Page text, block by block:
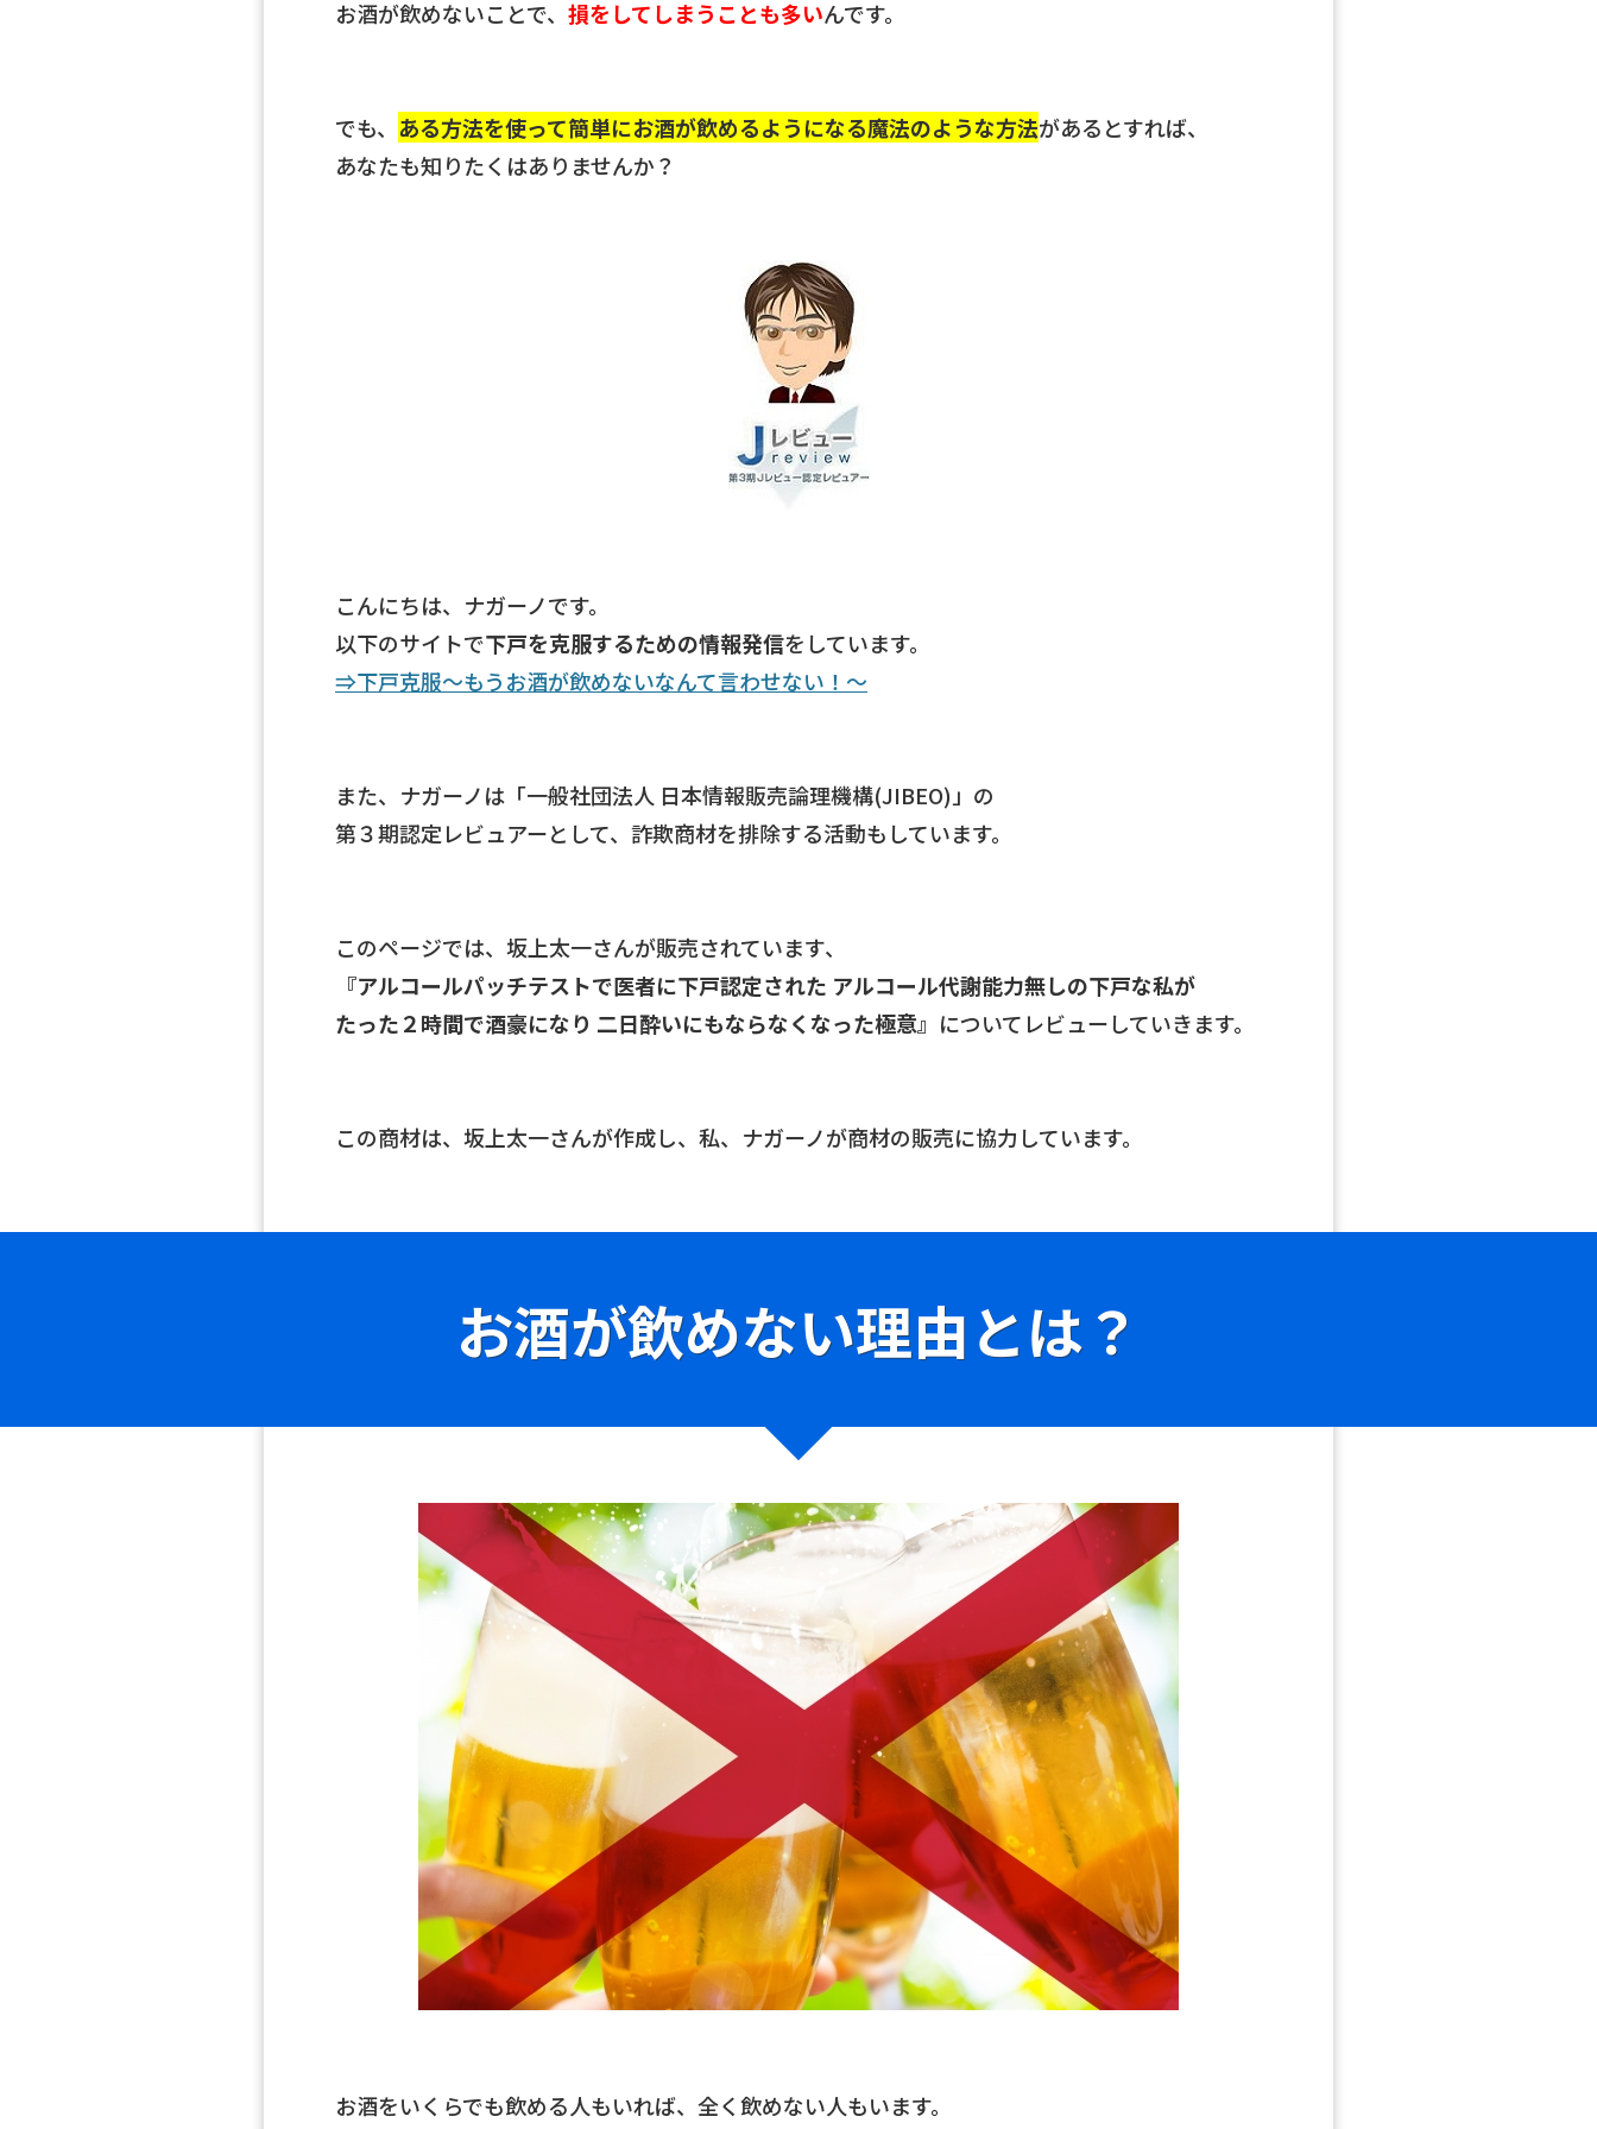
お酒が飲めないことで、 損をしてしまうことも多いんです。
でも、 ある方法を使って簡単にお酒が飲めるようになる魔法のような方法があるとすれば、
あなたも知りたくはありませんか？
こんにちは、ナガーノです。
以下のサイトで下戸を克服するための情報発信をしています。
⇒下戸克服～もうお酒が飲めないなんて言わせない！～
また、ナガーノは「一般社団法人 日本情報販売論理機構(JIBEO)」の
第３期認定レビュアーとして、詐欺商材を排除する活動もしています。
このページでは、坂上太一さんが販売されています、
『アルコールパッチテストで医者に下戸認定された アルコール代謝能力無しの下戸な私が
たった２時間で酒豪になり 二日酔いにもならなくなった極意』 についてレビューしていきます。
この商材は、坂上太一さんが作成し、私、ナガーノが商材の販売に協力しています。
お酒が飲めない理由とは？
お酒をいくらでも飲める人もいれば、全く飲めない人もいます。